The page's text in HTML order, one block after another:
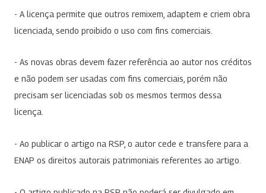
- A licença permite que outros remixem, adaptem e criem obra
licenciada, sendo proibido o uso com fins comerciais.
- As novas obras devem fazer referência ao autor nos créditos
e não podem ser usadas com fins comerciais, porém não
precisam ser licenciadas sob os mesmos termos dessa
licença.
- Ao publicar o artigo na RSP, o autor cede e transfere para a
ENAP os direitos autorais patrimoniais referentes ao artigo.